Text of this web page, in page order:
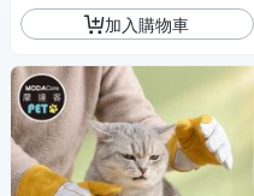
加入購物車